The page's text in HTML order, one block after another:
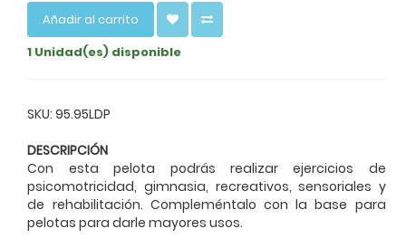
Añadir al carrito
1 Unidad(es) disponible
SKU: 95.95LDP
DESCRIPCIÓN
Con esta pelota podrás realizar ejercicios de
psicomotricidad, gimnasia, recreativos, sensoriales y
de rehabilitación. Compleméntalo con la base para
pelotas para darle mayores usos.